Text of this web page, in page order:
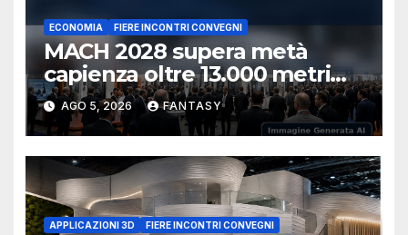
ECONOMIA FIERE INCONTRI CONVEGNI
MACH 2028 supera metà
capienza oltre 13.000 metri
quadrati già prenotati
AGO 5, 2026 FANTASY
APPLICAZIONI 3D FIERE INCONTRI CONVEGNI